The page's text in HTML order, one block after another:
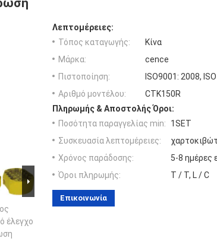
έλεγχο
Λεπτομέρειες:
Τόπος καταγωγής:
Κίνα
Μάρκα:
cence
Πιστοποίηση:
ISO9001: 2008,
Αριθμό μοντέλου:
CTK150R
Πληρωμής & Αποστολής Όροι:
Ποσότητα παραγγελίας min:
1SET
Συσκευασία λεπτομέρειες:
Χρόνος παράδοσης:
5-8 ημέρες
Όροι πληρωμής:
T / T, L / C
Επικοινωνία